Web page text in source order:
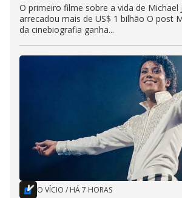
O primeiro filme sobre a vida de Michael
arrecadou mais de US$ 1 bilhão O post
da cinebiografia ganha...
O VÍCIO / HÁ 7 HORAS